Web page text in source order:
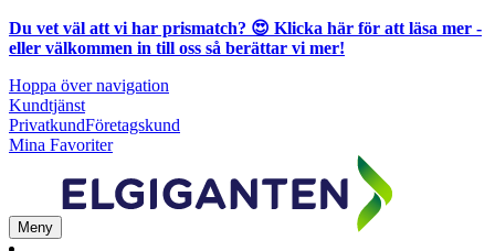
Du vet väl att vi har prismatch? 😍 Klicka här för att läsa mer -
eller välkommen in till oss så berättar vi mer!
Hoppa över navigation
Kundtjänst
PrivatkundFöretagskund
Mina Favoriter
Meny